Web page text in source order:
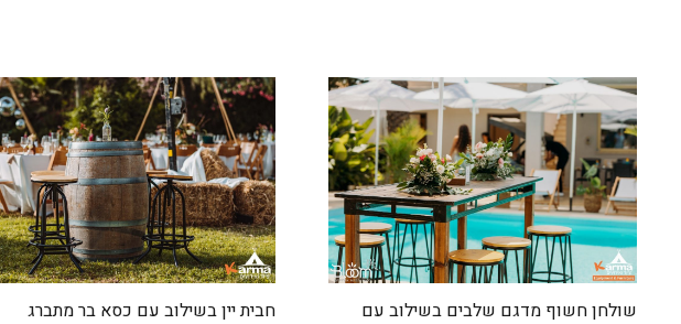
שולחן חשוף מדגם שלבים בשילוב עם חבית יין בשילוב עם כסא בר מתברג